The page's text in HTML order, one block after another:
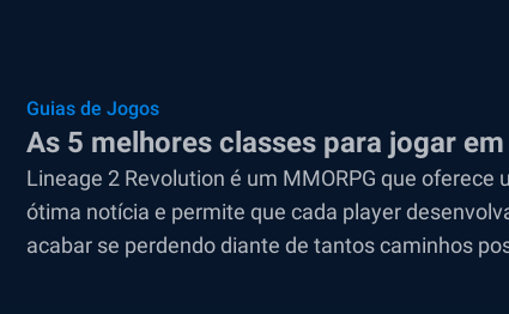
Guias de Jogos
As 5 melhores classes para jogar
Lineage 2 Revolution é um MMORPG que
ótima notícia e permite que cada player
acabar se perdendo diante de tantos caminhos